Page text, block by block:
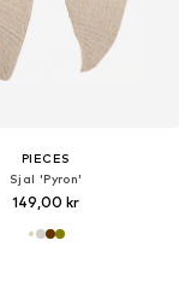
PIECES
Sjal 'Pyron'
149,00 kr